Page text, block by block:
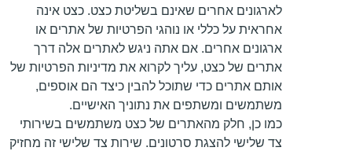
לארגונים אחרים שאינם בשליטת כצט. כצט אינה
אחראית על כללי או נוהגי הפרטיות של אתרים או
ארגונים אחרים. אם אתה ניגש לאתרים אלה דרך
אתרים של כצט, עליך לקרוא את מדיניות הפרטיות של
אותם אתרים כדי שתוכל להבין כיצד הם אוספים,
משתמשים ומשתפים את נתוניך האישיים.
כמו כן, חלק מהאתרים של כצט משתמשים בשירותי
צד שלישי להצגת סרטונים. שירות צד שלישי זה מחזיק